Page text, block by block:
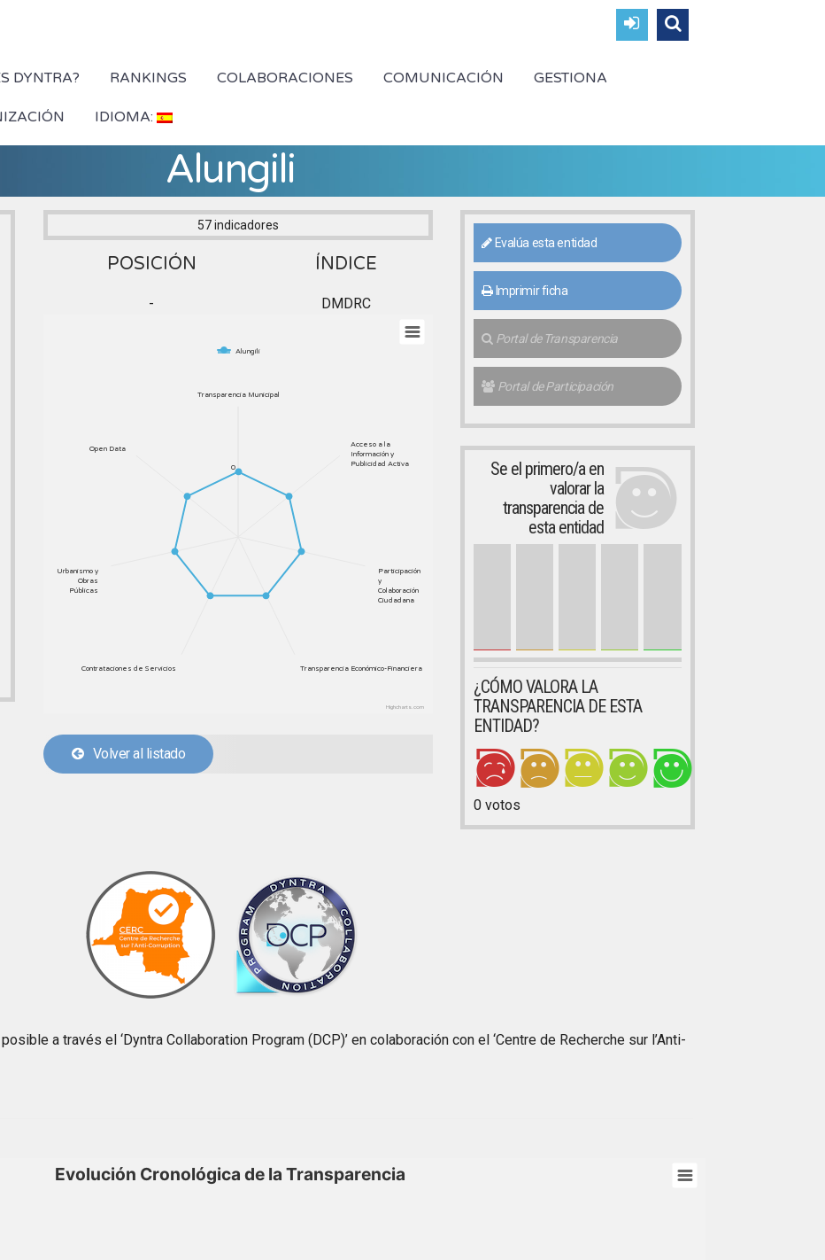
DYNTRA? RANKINGS COLABORACIONES COMUNICACIÓN GESTIONA
IDIOMA:
Alungili
57 indicadores
POSICIÓN ÍNDICE
- DMDRC
Alungili
Transparencia Municipal
Acceso a la
Información y
Publicidad Activa
Participación
y
Colaboración
Ciudadana
Transparencia Económico-Financiera
Contrataciones de Servicios
Urbanismo y
Obras
Públicas
Open Data
0
Highcharts.com
Volver al listado
Evalúa esta entidad
Imprimir ficha
Portal de Transparencia
Portal de Participación
Se el primero/a en
valorar la
transparencia de
esta entidad
¿CÓMO VALORA LA
TRANSPARENCIA DE ESTA
ENTIDAD?
0votos
a través el ‘Dyntra Collaboration Program (DCP)’ en colaboración con el ‘Centre de Recherche sur l’Anti-
Evolución Cronológica de la Transparencia